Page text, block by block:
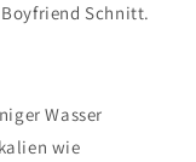
Schnitt.
Wasser
wie